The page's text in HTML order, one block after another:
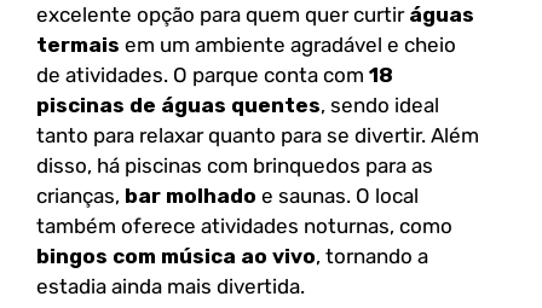
excelente opção para quem quer curtir águas
termais em um ambiente agradável e cheio
de atividades. O parque conta com 18
piscinas de águas quentes, sendo ideal
tanto para relaxar quanto para se divertir. Além
disso, há piscinas com brinquedos para as
crianças, bar molhado e saunas. O local
também oferece atividades noturnas, como
bingos com música ao vivo, tornando a
estadia ainda mais divertida.